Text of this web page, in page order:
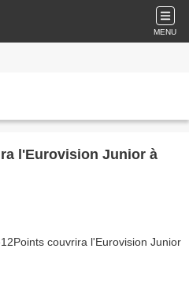
MENU
l'Eurovision Junior à